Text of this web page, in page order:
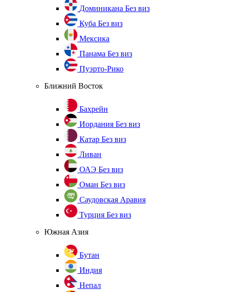
Доминикана Без виз
Куба Без виз
Мексика
Панама Без виз
Пуэрто-Рико
Ближний Восток
Бахрейн
Иордания Без виз
Катар Без виз
Ливан
ОАЭ Без виз
Оман Без виз
Саудовская Аравия
Турция Без виз
Южная Азия
Бутан
Индия
Непал